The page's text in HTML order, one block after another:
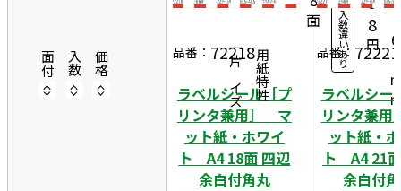
面付 入数 価格 一片サイズ用紙特性
品番： 72218
ラベルシール［プ
リンタ兼用］ マ
ット紙・ホワイ
ト A4 18面 四辺
余白付角丸
面
入
数
違
い
あ
り
8
円
5
品番： 72221
ラベルシー
リンタ兼
ット紙・
ト A4 21
余白付